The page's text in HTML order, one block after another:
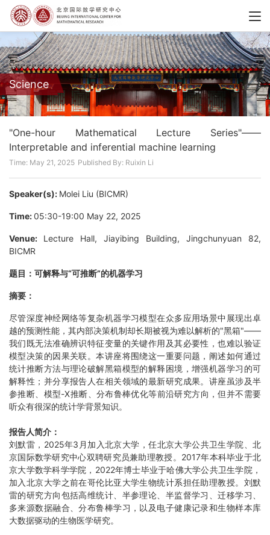
Science
"One-hour Mathematical Lecture Series"——
Interpretable and inferential machine learning
Time: May 21, 2025 Published By: Ruixin Li
Speaker(s): Molei Liu (BICMR)
Time:05:30-19:00 May 22, 2025
Venue: Lecture Hall, Jiayibing Building, Jingchunyuan 82,
BICMR
题目：可解释与“可推断”的机器学习
摘要：
尽管深度神经网络等复杂机器学习模型在众多应用场景中展现出卓
越的预测性能，其内部决策机制却长期被视为难以解析的"黑箱"——
我们既无法准确辨识特征变量的关键作用及其必要性，也难以验证
模型决策的因果关联。本讲座将围绕这一重要问题，阐述如何通过
统计推断方法与理论破解黑箱模型的解释困境，增强机器学习的可
解释性；并分享报告人在相关领域的最新研究成果。讲座虽涉及半
参推断、模型-X推断、分布鲁棒优化等前沿研究方向，但并不需要
听众有很深的统计学背景知识。
报告人简介：
刘默雷，2025年3月加入北京大学，任北京大学公共卫生学院、北
京国际数学研究中心双聘研究员兼助理教授。2017年本科毕业于北
京大学数学科学学院，2022年博士毕业于哈佛大学公共卫生学院，
加入北京大学之前在哥伦比亚大学生物统计系担任助理教授。刘默
雷的研究方向包括高维统计、半参理论、半监督学习、迁移学习、
多来源数据融合、分布鲁棒学习，以及电子健康记录和生物样本库
大数据驱动的生物医学研究。